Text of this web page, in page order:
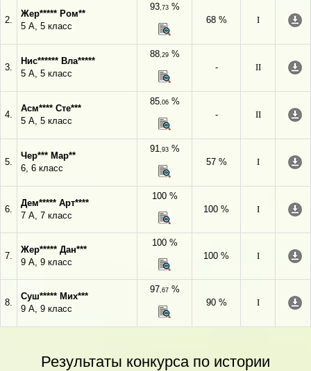
2.
Жер***** Ром**
5 А, 5 класс
93,73%
68 %
I
3.
Нис****** Вла*****
5 А, 5 класс
88,29%
-
II
4.
Асм**** Сте***
5 А, 5 класс
85,06%
-
II
5.
Чер*** Мар**
6, 6 класс
91,93%
57 %
I
6.
Дем***** Арт****
7 А, 7 класс
100 %
100 %
I
7.
Жер***** Дан***
9 А, 9 класс
100 %
100 %
I
8.
Суш***** Мих***
9 А, 9 класс
97,67%
90 %
I
Результаты конкурса по истории